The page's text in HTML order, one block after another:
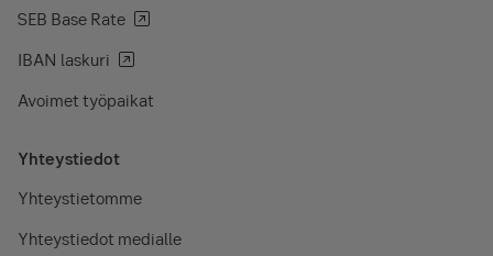
SEB Base Rate
IBAN laskuri
Avoimet työpaikat
Yhteystiedot
Yhteystietomme
Yhteystiedot medialle